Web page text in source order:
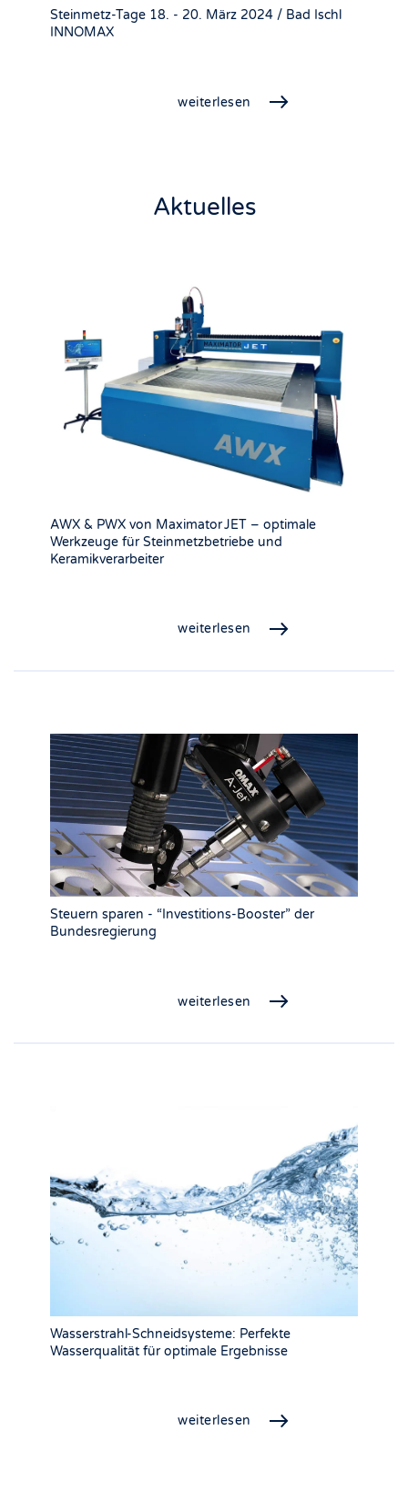
Steinmetz-Tage 18. - 20. März 2024 / Bad Ischl
INNOMAX
weiterlesen
Aktuelles
AWX & PWX von Maximator JET – optimale
Werkzeuge für Steinmetzbetriebe und
Keramikverarbeiter
weiterlesen
Steuern sparen - “Investitions-Booster” der
Bundesregierung
weiterlesen
Wasserstrahl-Schneidsysteme: Perfekte
Wasserqualität für optimale Ergebnisse
weiterlesen